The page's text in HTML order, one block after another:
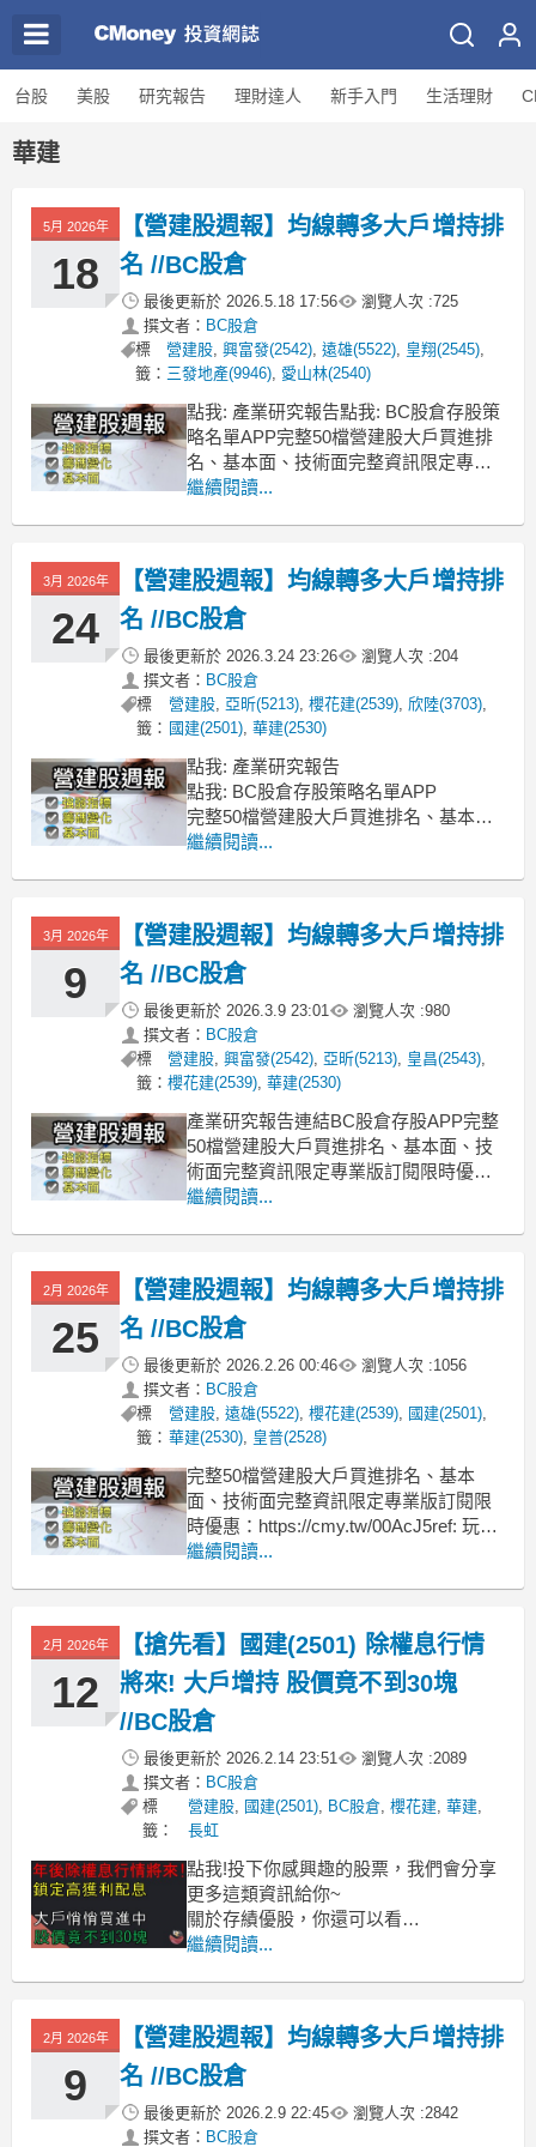
台股 美股 研究報告 理財達人 新手入門 生活理財
華建
5月 2026年
18
【營建股週報】均線轉多大戶增持排
名 //BC股倉
最後更新於 2026.5.18 17:56 瀏覽人次 :725
撰文者： BC股倉
標
籤：
營建股, 興富發(2542), 遠雄(5522), 皇翔(2545),
三發地產(9946), 愛山林(2540)
點我: 產業研究報告點我: BC股倉存股策
略名單APP完整50檔營建股大戶買進排
名、基本面、技術面完整資訊限定專業
版訂閱限時優惠：
財報※警語：以上分析是個人投資筆記
分享，並非任何投資建議，投資前
繼續閱讀...
3月 2026年
24
【營建股週報】均線轉多大戶增持排
名 //BC股倉
最後更新於 2026.3.24 23:26 瀏覽人次 :204
撰文者： BC股倉
標
籤：
營建股, 亞昕(5213),櫻花建(2539),欣陸(3703),
國建(2501),華建(2530)
點我: 產業研究報告
點我: BC股倉存股策略名單APP
完整50檔營建股大戶買進排名、基本
面、技術面完整資訊
APP、法說會、財報
※警語：以上分析是個
繼續閱讀...
3月 2026年
9
【營建股週報】均線轉多大戶增持排
名 //BC股倉
最後更新於 2026.3.9 23:01 瀏覽人次 :980
撰文者： BC股倉
標
籤：
營建股,興富發(2542), 亞昕(5213), 皇昌(2543),
櫻花建(2539),華建(2530)
產業研究報告連結BC股倉存股APP完整
50檔營建股大戶買進排名、基本面、技
術面完整資訊限定專業版訂閱限時優
惠：https://cmy.tw/00AcJ5ref: 玩股網、
分享，並非任何投資建議，投資前務必
獨立思考、損益自
繼續閱讀...
2月 2026年
25
【營建股週報】均線轉多大戶增持排
名 //BC股倉
最後更新於 2026.2.26 00:46 瀏覽人次 :1056
撰文者： BC股倉
標
籤：
營建股,遠雄(5522),櫻花建(2539), 國建(2501),
華建(2530), 皇普(2528)
完整50檔營建股大戶買進排名、基本
面、技術面完整資訊限定專業版訂閱限
時優惠：https://cmy.tw/00AcJ5ref: 玩股
網、goodinfo、BC股倉存股APP、法說
務必獨立思考、損益自負。💰 BC 股倉
APP精選高
繼續閱讀...
2月 2026年
12
【搶先看】國建(2501) 除權息行情
將來! 大戶增持 股價竟不到30塊
//BC股倉
最後更新於 2026.2.14 23:51 瀏覽人次 :2089
撰文者： BC股倉
標
籤：
營建股, 國建(2501), BC股倉, 櫻花建, 華建,
長虹
點我!投下你感興趣的股票，我們會分享
更多這類資訊給你~
關於存績優股，你還可以看
崇越 漢科 潤弘 亞翔 漢唐 華城 中菲 根
關於存營建股，你還可以看
國建 皇昌 華建 櫻花建 興富發 皇普 達
繼續閱讀...
2月 2026年
9
【營建股週報】均線轉多大戶增持排
名 //BC股倉
最後更新於 2026.2.9 22:45 瀏覽人次 :2842
撰文者： BC股倉